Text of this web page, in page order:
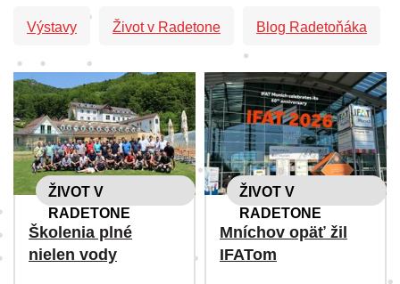
Výstavy Život v Radetone Blog Radetoňáka
ŽIVOT V
RADETONE
Školenia plné
nielen vody
ŽIVOT V
RADETONE
Mníchov opäť žil
IFATom